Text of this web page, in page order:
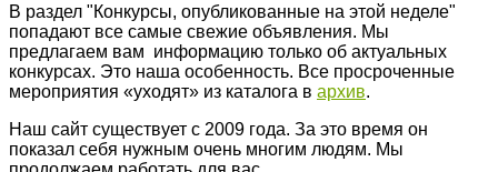
В раздел "Конкурсы, опубликованные на этой неделе"
попадают все самые свежие объявления. Мы
предлагаем вам информацию только об актуальных
конкурсах. Это наша особенность. Все просроченные
мероприятия «уходят» из каталога в архив.
Наш сайт существует с 2009 года. За это время он
показал себя нужным очень многим людям. Мы